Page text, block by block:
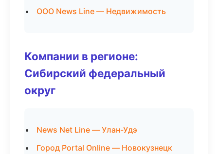
ООО News Line — Недвижимость
Компании в регионе:
Сибирский федеральный
округ
News Net Line — Улан-Удэ
Город Portal Online — Новокузнецк